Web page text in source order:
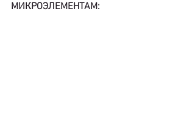
МИКРОЭЛЕМЕНТАМ: